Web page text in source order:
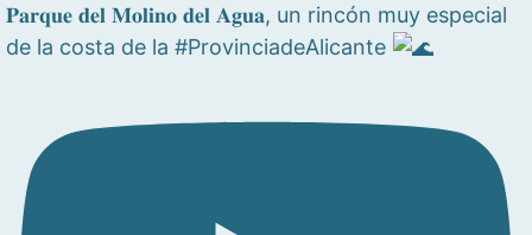
𝐏𝐚𝐫𝐪𝐮𝐞 𝐝𝐞𝐥 𝐌𝐨𝐥𝐢𝐧𝐨 𝐝𝐞𝐥 𝐀𝐠𝐮𝐚, un rincón muy especial
de la costa de la #ProvinciadeAlicante